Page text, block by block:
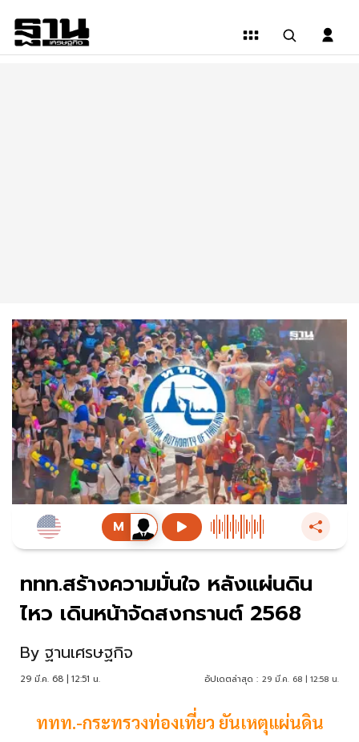
ททท.สร้างความมั่นใจ หลังแผ่นดิน
ไหว เดินหน้าจัดสงกรานต์ 2568
By ฐานเศรษฐกิจ
29 มี.ค. 68 | 12:51 น. อัปเดตล่าสุด : 29 มี.ค. 68 | 12:58 น.
ททท.-กระทรวงท่องเที่ยว ยันเหตุแผ่นดิน